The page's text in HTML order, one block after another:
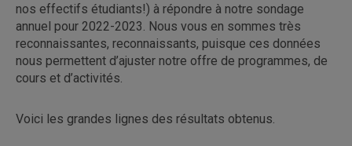
nos effectifs étudiants!) à répondre à notre sondage
annuel pour 2022-2023. Nous vous en sommes très
reconnaissantes, reconnaissants, puisque ces données
nous permettent d’ajuster notre offre de programmes, de
cours et d’activités.
Voici les grandes lignes des résultats obtenus.